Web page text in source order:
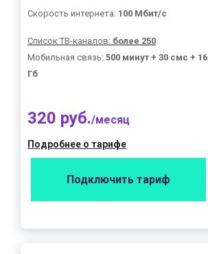
Скорость интернета: 100 Мбит/с
Список ТВ-каналов: более 250
Мобильная связь: 500 минут + 30 смс + 16
Гб
320 руб./месяц
Подробнее о тарифе
Подключить тариф